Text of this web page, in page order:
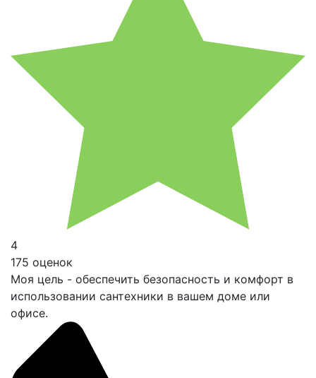
4
175 оценок
Моя цель - обеспечить безопасность и комфорт в
использовании сантехники в вашем доме или
офисе.